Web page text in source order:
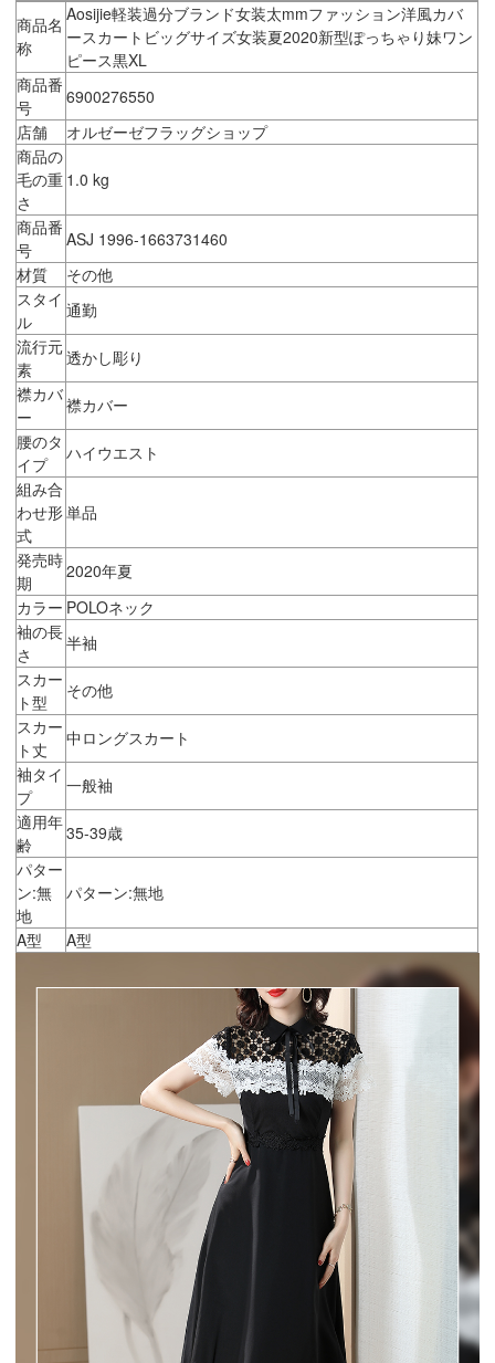
商品名
称
Aosijie軽装過分ブランド女装太mmファッション洋風カバ
ースカートビッグサイズ女装夏2020新型ぽっちゃり妹ワン
ピース黒XL
商品番
号
6900276550
店舗
オルゼーゼフラッグショップ
商品の
毛の重
さ
1.0 kg
商品番
号
ASJ 1996-1663731460
材質
その他
スタイ
ル
通勤
流行元
素
透かし彫り
襟カバ
ー
襟カバー
腰のタ
イプ
ハイウエスト
組み合
わせ形
式
単品
発売時
期
2020年夏
カラー POLOネック
袖の長
さ
半袖
スカー
ト型
その他
スカー
ト丈
中ロングスカート
袖タイ
プ
一般袖
適用年
齢
35-39歳
パター
ン:無
地
パターン:無地
A型 A型